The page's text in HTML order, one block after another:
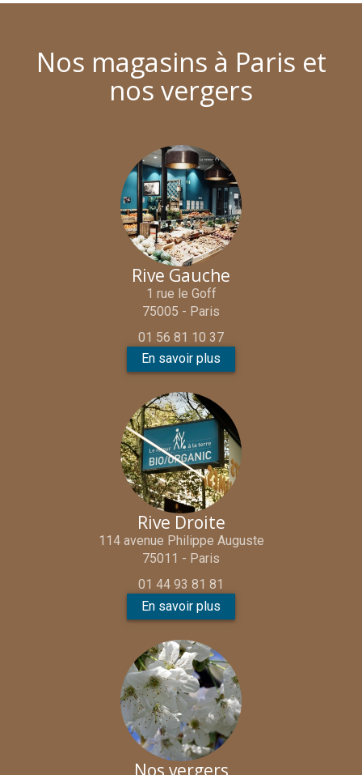
Nos magasins à Paris et
nos vergers
Rive Gauche
1 rue le Goff
75005 - Paris
01 56 81 10 37
En savoir plus
Rive Droite
114 avenue Philippe Auguste
75011 - Paris
01 44 93 81 81
En savoir plus
Nos vergers